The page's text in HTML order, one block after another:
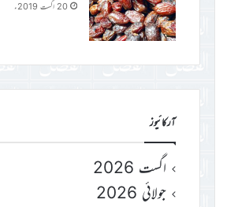
20 اگست 2019ء
آرکائیوز
اگست 2026
جولائی 2026